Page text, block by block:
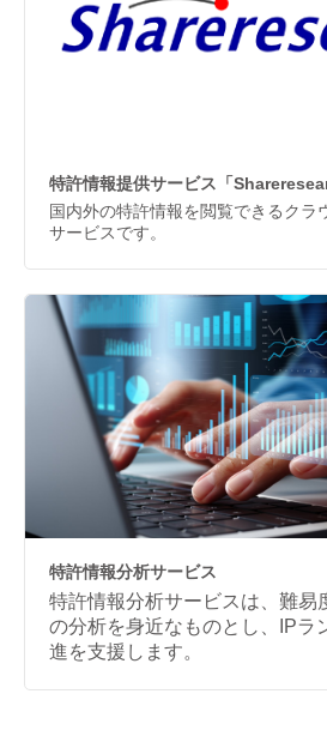
特許情報提供サービス「
国内外の特許情報を閲覧できるクラ
サービスです。
特許情報分析サービス
特許情報分析サービスは、難易
の分析を身近なものとし、IPラ
進を支援します。